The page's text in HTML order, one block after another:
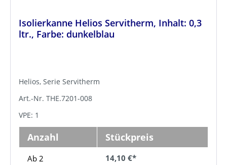
Isolierkanne Helios Servitherm, Inhalt: 0,3
ltr., Farbe: dunkelblau
Helios, Serie Servitherm
Art.-Nr. THE.7201-008
VPE: 1
Anzahl Stückpreis
Ab 2 14,10 €*